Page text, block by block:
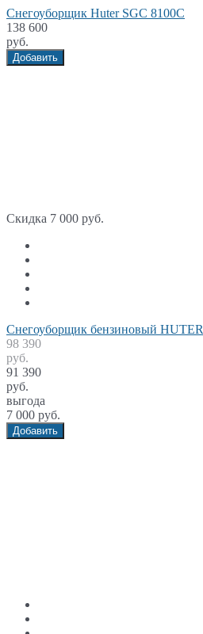
Снегоуборщик Huter SGC 8100C
138 600
руб.
Добавить
Скидка 7 000 руб.
Снегоуборщик бензиновый
98 390
руб.
91 390
руб.
выгода
7 000 руб.
Добавить